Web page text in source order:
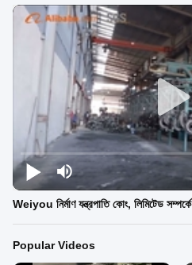
Weiyou নির্মাণ যন্ত্রপাতি কোং, লিমিটেড সম্পর্কে
Popular Videos